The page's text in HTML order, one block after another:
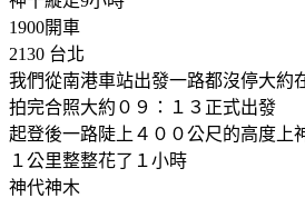
1900開車
2130 台北
我們從南港車站出發一路都沒停大約
拍完合照大約０９：１３正式出發
起登後一路陡上４００公尺的高度上
１公里整整花了１小時
神代神木